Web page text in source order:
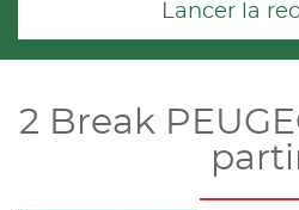
Lancer la
2 Break